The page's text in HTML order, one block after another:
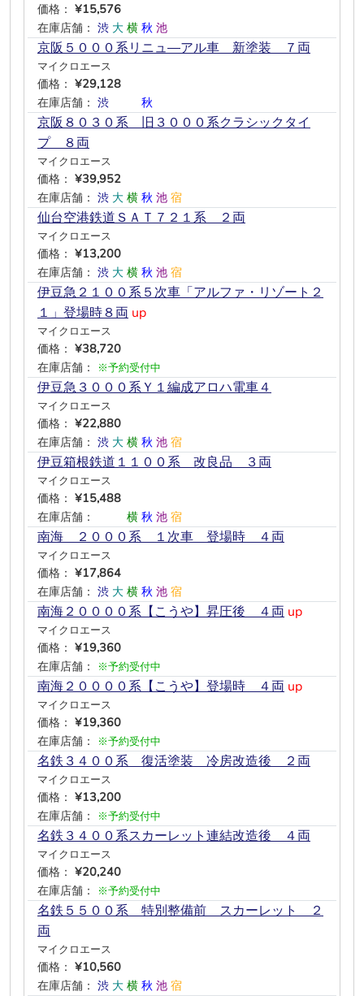
価格： ¥15,576
在庫店舗： 渋 大 横 秋 池
京阪５０００系リニュ―アル車 新塗装 ７両
マイクロエース
価格： ¥29,128
在庫店舗： 渋 秋
京阪８０３０系 旧３０００系クラシックタイ
プ ８両
マイクロエース
価格： ¥39,952
在庫店舗： 渋 大 横 秋 池 宿
仙台空港鉄道ＳＡＴ７２１系 ２両
マイクロエース
価格： ¥13,200
在庫店舗： 渋 大 横 秋 池 宿
伊豆急２１００系５次車「アルファ・リゾート２
１」登場時８両 up
マイクロエース
価格： ¥38,720
在庫店舗：
※予約受付中
伊豆急３０００系Ｙ１編成アロハ電車４
マイクロエース
価格： ¥22,880
在庫店舗： 渋 大 横 秋 池 宿
伊豆箱根鉄道１１００系 改良品 ３両
マイクロエース
価格： ¥15,488
在庫店舗：
横 秋 池 宿
南海 ２０００系 １次車 登場時 ４両
マイクロエース
価格： ¥17,864
在庫店舗： 渋 大 横 秋 池 宿
南海２００００系【こうや】昇圧後 ４両 up
マイクロエース
価格： ¥19,360
在庫店舗：
※予約受付中
南海２００００系【こうや】登場時 ４両 up
マイクロエース
価格： ¥19,360
在庫店舗：
※予約受付中
名鉄３４００系 復活塗装 冷房改造後 ２両
マイクロエース
価格： ¥13,200
在庫店舗：
※予約受付中
名鉄３４００系スカーレット連結改造後 ４両
マイクロエース
価格： ¥20,240
在庫店舗：
※予約受付中
名鉄５５００系 特別整備前 スカーレット ２
両
マイクロエース
価格： ¥10,560
在庫店舗： 渋 大 横 秋 池 宿